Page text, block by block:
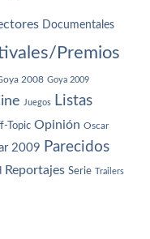
Documentales
Premios
2008 Goya 2009
Juegos Listas
Topic Opinión Oscar
2009 Parecidos
Reportajes Serie Trailers